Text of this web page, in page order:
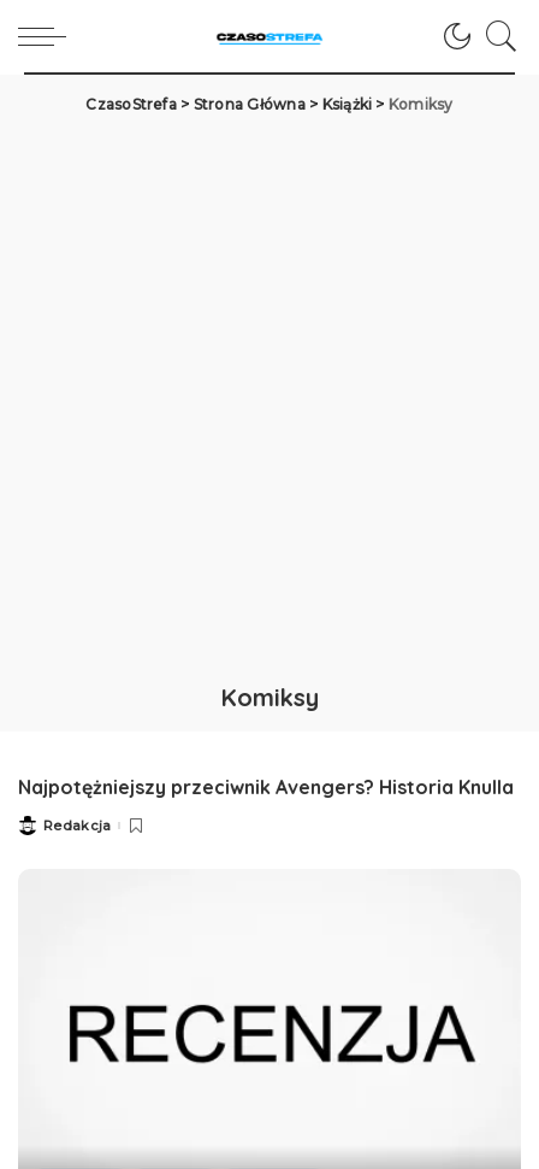
CzasoStrefa> Strona Główna> Książki > Komiksy
Komiksy
Najpotężniejszy przeciwnik Avengers? Historia Knulla
PostedRedakcja